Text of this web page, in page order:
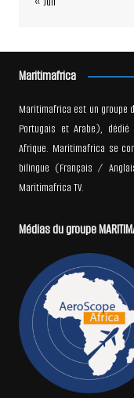
Maritimafrica
Maritimafrica est un groupe
Portugais et Arabe),
Afrique. Maritimafrica se
bilingue (Français /
Maritimafrica TV.
Médias du groupe